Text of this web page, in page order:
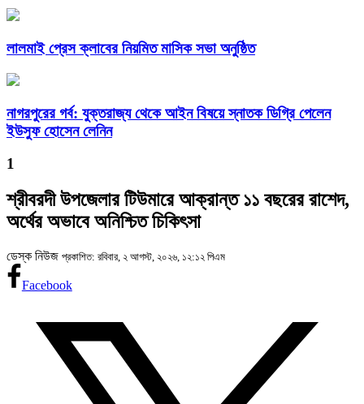
লালমাই প্রেস ক্লাবের নিয়মিত মাসিক সভা অনুষ্ঠিত
নাগরপুরের গর্ব: যুক্তরাজ্য থেকে আইন বিষয়ে স্নাতক ডিগ্রি পেলেন
ইউসুফ হোসেন লেনিন
1
শ্রীবরদী উপজেলার টিউমারে আক্রান্ত ১১ বছরের রাশেদ,
অর্থের অভাবে অনিশ্চিত চিকিৎসা
ডেস্ক নিউজ প্রকাশিত: রবিবার, ২ আগস্ট, ২০২৬, ১২:১২ পিএম
Facebook